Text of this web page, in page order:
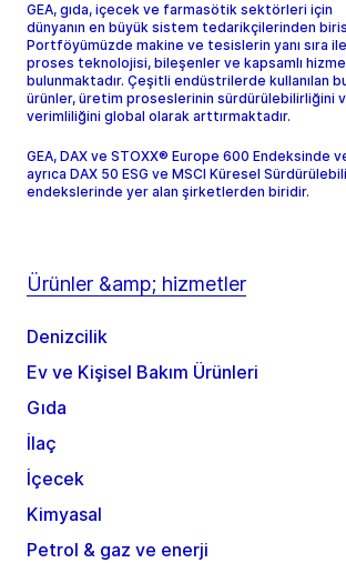
GEA, gıda, içecek ve farmasötik sektörleri için
dünyanın en büyük sistem tedarikçilerinden
Portföyümüzde makine ve tesislerin yanı sıra
proses teknolojisi, bileşenler ve kapsamlı
bulunmaktadır. Çeşitli endüstrilerde kullanılan
ürünler, üretim proseslerinin sürdürülebilirliğini
verimliliğini global olarak arttırmaktadır.
GEA, DAX ve STOXX® Europe 600 Endeksinde
ayrıca DAX 50 ESG ve MSCI Küresel
endekslerinde yer alan şirketlerden biridir.
Ürünler &amp; hizmetler
Denizcilik
Ev ve Kişisel Bakım Ürünleri
Gıda
İlaç
İçecek
Kimyasal
Petrol & gaz ve enerji